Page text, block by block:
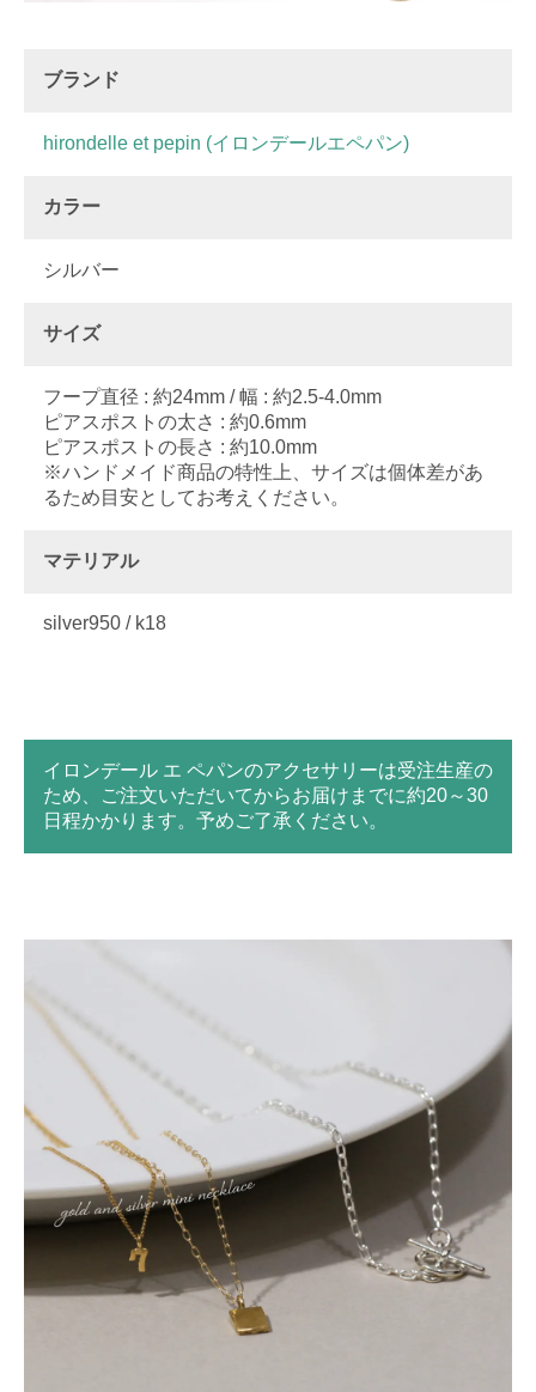
ブランド
hirondelle et pepin (イロンデールエペパン)
カラー
シルバー
サイズ
フープ直径 : 約24mm / 幅 : 約2.5-4.0mm
ピアスポストの太さ : 約0.6mm
ピアスポストの長さ : 約10.0mm
※ハンドメイド商品の特性上、サイズは個体差があ
るため目安としてお考えください。
マテリアル
silver950 / k18
イロンデール エ ペパンのアクセサリーは受注生産の
ため、ご注文いただいてからお届けまでに約20～30
日程かかります。予めご了承ください。